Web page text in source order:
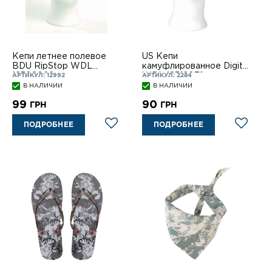
Кепи летнее полевое
BDU RipStop WDL
12308020
АРТИКУЛ: 12992
В НАЛИЧИИ
99 ГРН
ПОДРОБНЕЕ
US Кепи
камуфлированное Digital
WDL 12312071
АРТИКУЛ: 2284
В НАЛИЧИИ
90 ГРН
ПОДРОБНЕЕ